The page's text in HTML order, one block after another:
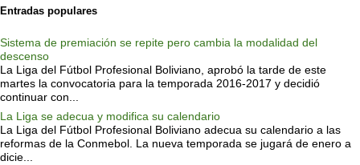
Entradas populares
Sistema de premiación se repite pero cambia la modalidad del
descenso
La Liga del Fútbol Profesional Boliviano, aprobó la tarde de este
martes la convocatoria para la temporada 2016-2017 y decidió
continuar con...
La Liga se adecua y modifica su calendario
La Liga del Fútbol Profesional Boliviano adecua su calendario a las
reformas de la Conmebol. La nueva temporada se jugará de enero a
dicie...